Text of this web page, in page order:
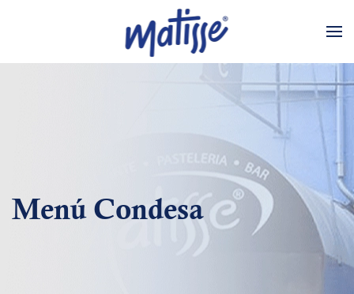
Skip to main content
Menú Condesa